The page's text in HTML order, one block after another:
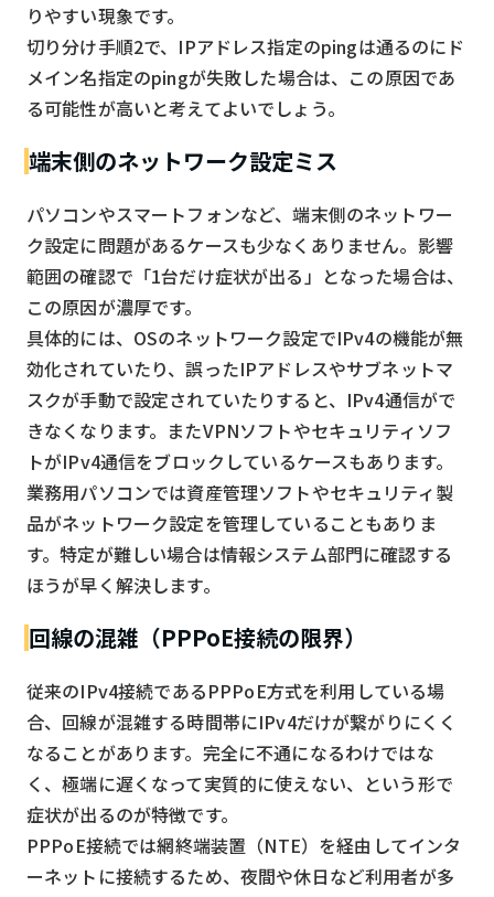
りやすい現象です。
切り分け手順2で、IPアドレス指定のpingは通るのにド
メイン名指定のpingが失敗した場合は、この原因であ
る可能性が高いと考えてよいでしょう。
端末側のネットワーク設定ミス
パソコンやスマートフォンなど、端末側のネットワー
ク設定に問題があるケースも少なくありません。影響
範囲の確認で「1台だけ症状が出る」となった場合は、
この原因が濃厚です。
具体的には、OSのネットワーク設定でIPv4の機能が無
効化されていたり、誤ったIPアドレスやサブネットマ
スクが手動で設定されていたりすると、IPv4通信がで
きなくなります。またVPNソフトやセキュリティソフ
トがIPv4通信をブロックしているケースもあります。
業務用パソコンでは資産管理ソフトやセキュリティ製
品がネットワーク設定を管理していることもありま
す。特定が難しい場合は情報システム部門に確認する
ほうが早く解決します。
回線の混雑（PPPoE接続の限界）
従来のIPv4接続であるPPPoE方式を利用している場
合、回線が混雑する時間帯にIPv4だけが繋がりにくく
なることがあります。完全に不通になるわけではな
く、極端に遅くなって実質的に使えない、という形で
症状が出るのが特徴です。
PPPoE接続では網終端装置（NTE）を経由してインタ
ーネットに接続するため、夜間や休日など利用者が多